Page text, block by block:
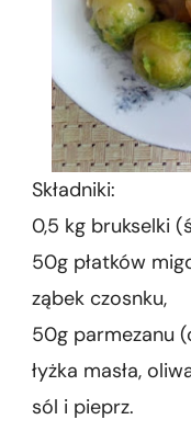
Składniki:
0,5 kg brukselki
50g płatków
ząbek czosnku,
50g parmezanu
łyżka masła,
sól i pieprz.